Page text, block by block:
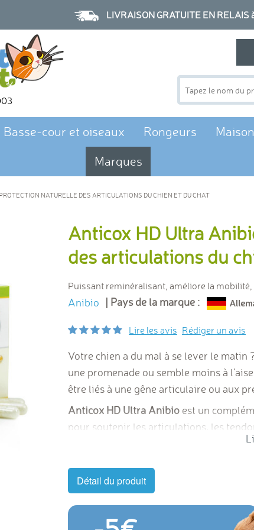
LIVRAISON GRATUITE EN
Basse-cour et oiseaux Rongeurs Maison
Marques
NATURELLE DES ARTICULATIONS DU CHIEN ET DU CHAT
Anticox HD Ultra
des articulations du
Puissant reminéralisant, améliore la
Anibio | Pays de la marque :
Lire les avis Rédiger un avis
Votre chien a du mal à se lever le matin
une promenade ou semble moins à
être liés à une gêne articulaire ou aux
Anticox HD Ultra Anibio est un
pour soutenir les articulations, les
chiens et des chats. Sa formule
pour contribuer au confort articulaire
Il est particulièrement recommandé
prédisposées aux problèmes
Détail du produit